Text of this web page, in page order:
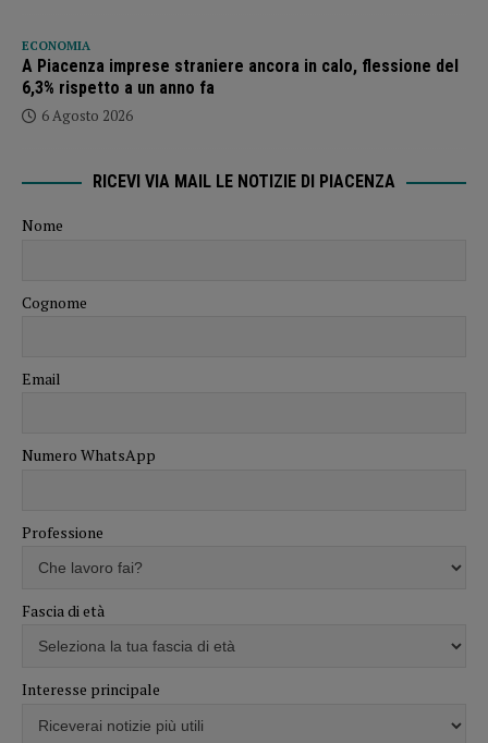
ECONOMIA
A Piacenza imprese straniere ancora in calo, flessione del
6,3% rispetto a un anno fa
6 Agosto 2026
RICEVI VIA MAIL LE NOTIZIE DI PIACENZA
Nome
Cognome
Email
Numero WhatsApp
Professione
Fascia di età
Interesse principale